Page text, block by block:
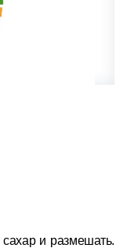
и размешать.